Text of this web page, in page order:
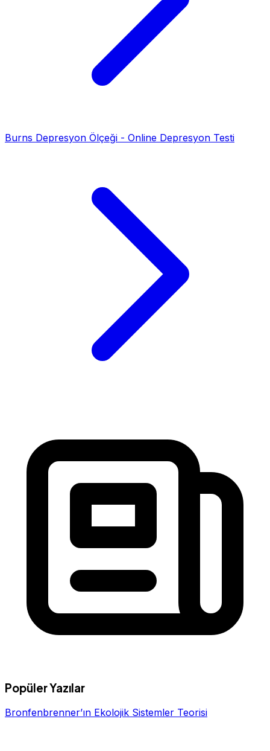
Burns Depresyon Ölçeği - Online Depresyon Testi
Popüler Yazılar
Bronfenbrenner’ın Ekolojik Sistemler Teorisi